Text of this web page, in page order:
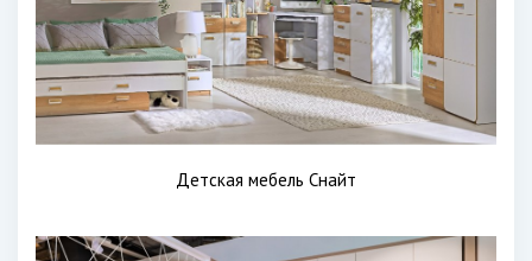
Детская мебель Снайт